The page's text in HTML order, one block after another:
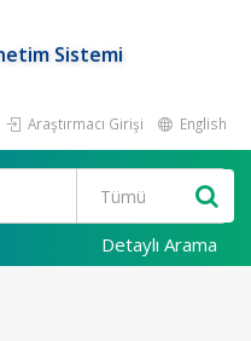
Sistemi
Araştırmacı Girişi English
Detaylı Arama